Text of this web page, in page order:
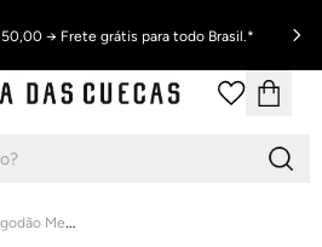
→ Frete grátis para todo Brasil.*
Calça de Algodão Mescla